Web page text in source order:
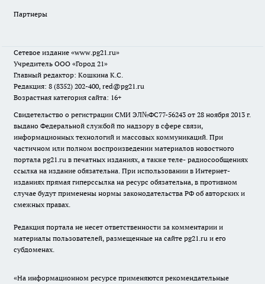
Партнеры
Сетевое издание «www.pg21.ru»
Учредитель ООО «Город 21»
Главный редактор: Кошкина К.С.
Редакция: 8 (8352) 202-400, red@pg21.ru
Возрастная категория сайта: 16+
Свидетельство о регистрации СМИ ЭЛ№ФС77-56243 от 28 ноября 2013 г.
выдано Федеральной службой по надзору в сфере связи,
информационных технологий и массовых коммуникаций. При
частичном или полном воспроизведении материалов новостного
портала pg21.ru в печатных изданиях, а также теле- радиосообщениях
ссылка на издание обязательна. При использовании в Интернет-
изданиях прямая гиперссылка на ресурс обязательна, в противном
случае будут применены нормы законодательства РФ об авторских и
смежных правах.
Редакция портала не несет ответственности за комментарии и
материалы пользователей, размещенные на сайте pg21.ru и его
субдоменах.
«На информационном ресурсе применяются рекомендательные